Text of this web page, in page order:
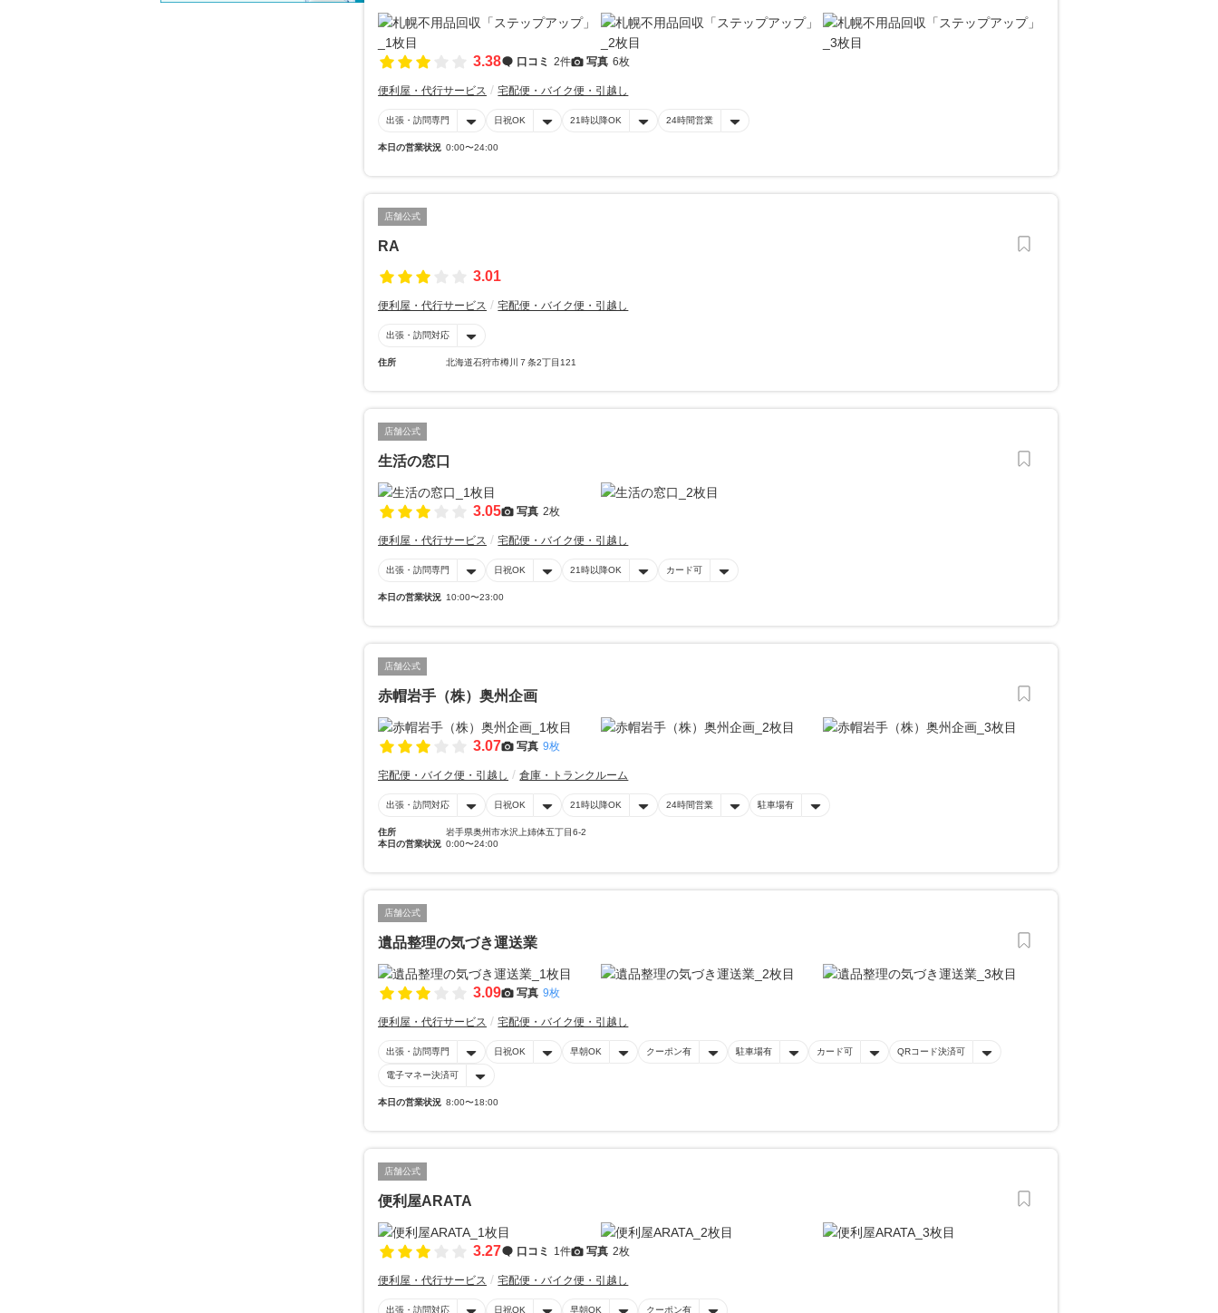
3.38 口コミ 2件 写真 6枚
便利屋・代行サービス 宅配便・バイク便・引越し
出張・訪問専門 日祝OK 21時以降OK 24時間営業
本日の営業状況 0:00〜24:00
店舗公式
RA
3.01
便利屋・代行サービス 宅配便・バイク便・引越し
出張・訪問対応
住所 北海道石狩市樽川７条2丁目121
店舗公式
生活の窓口
3.05 写真 2枚
便利屋・代行サービス 宅配便・バイク便・引越し
出張・訪問専門 日祝OK 21時以降OK カード可
本日の営業状況 10:00〜23:00
店舗公式
赤帽岩手（株）奥州企画
3.07 写真 9枚
宅配便・バイク便・引越し 倉庫・トランクルーム
出張・訪問対応 日祝OK 21時以降OK 24時間営業 駐車場有
住所
岩手県奥州市水沢上姉体五丁目6-2
本日の営業状況 0:00〜24:00
店舗公式
遺品整理の気づき運送業
3.09 写真 9枚
便利屋・代行サービス 宅配便・バイク便・引越し
出張・訪問専門 日祝OK 早朝OK クーポン有 駐車場有 カード可 QRコード決済可
電子マネー決済可
本日の営業状況 8:00〜18:00
店舗公式
便利屋ARATA
3.27 口コミ 1件 写真 2枚
便利屋・代行サービス 宅配便・バイク便・引越し
出張・訪問対応 日祝OK 早朝OK クーポン有